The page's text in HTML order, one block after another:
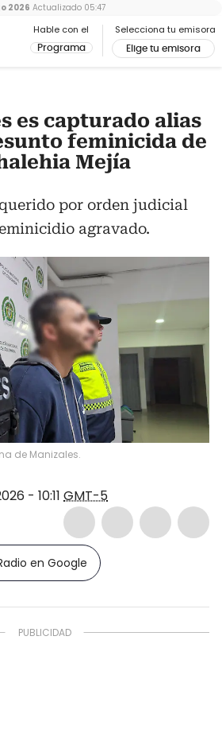
Hable con el
Programa
Selecciona tu emisora
Elige tu emisora
2026 Actualizado 05:47
es capturado alias
feminicida de
Mejía
por orden judicial
agravado.
de Manizales.
- 10:11 GMT-5
en Google